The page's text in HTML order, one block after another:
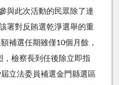
與此次活動的民眾除了達
署對反賄選乾淨選舉的重
補選任期雖僅10個月餘，
，檢察長到任後除立即指
立法委員補選金門縣選區